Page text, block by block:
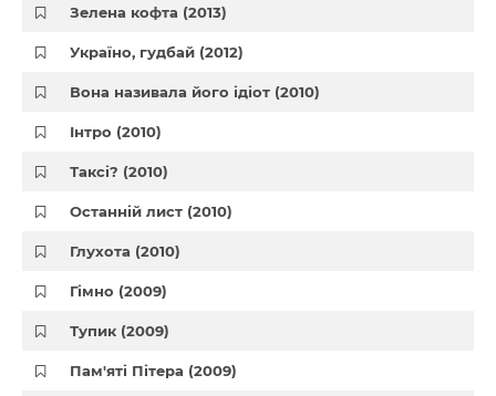
Зелена кофта (2013)
Україно, гудбай (2012)
Вона називала його ідіот (2010)
Інтро (2010)
Таксі? (2010)
Останній лист (2010)
Глухота (2010)
Гімно (2009)
Тупик (2009)
Пам'яті Пітера (2009)